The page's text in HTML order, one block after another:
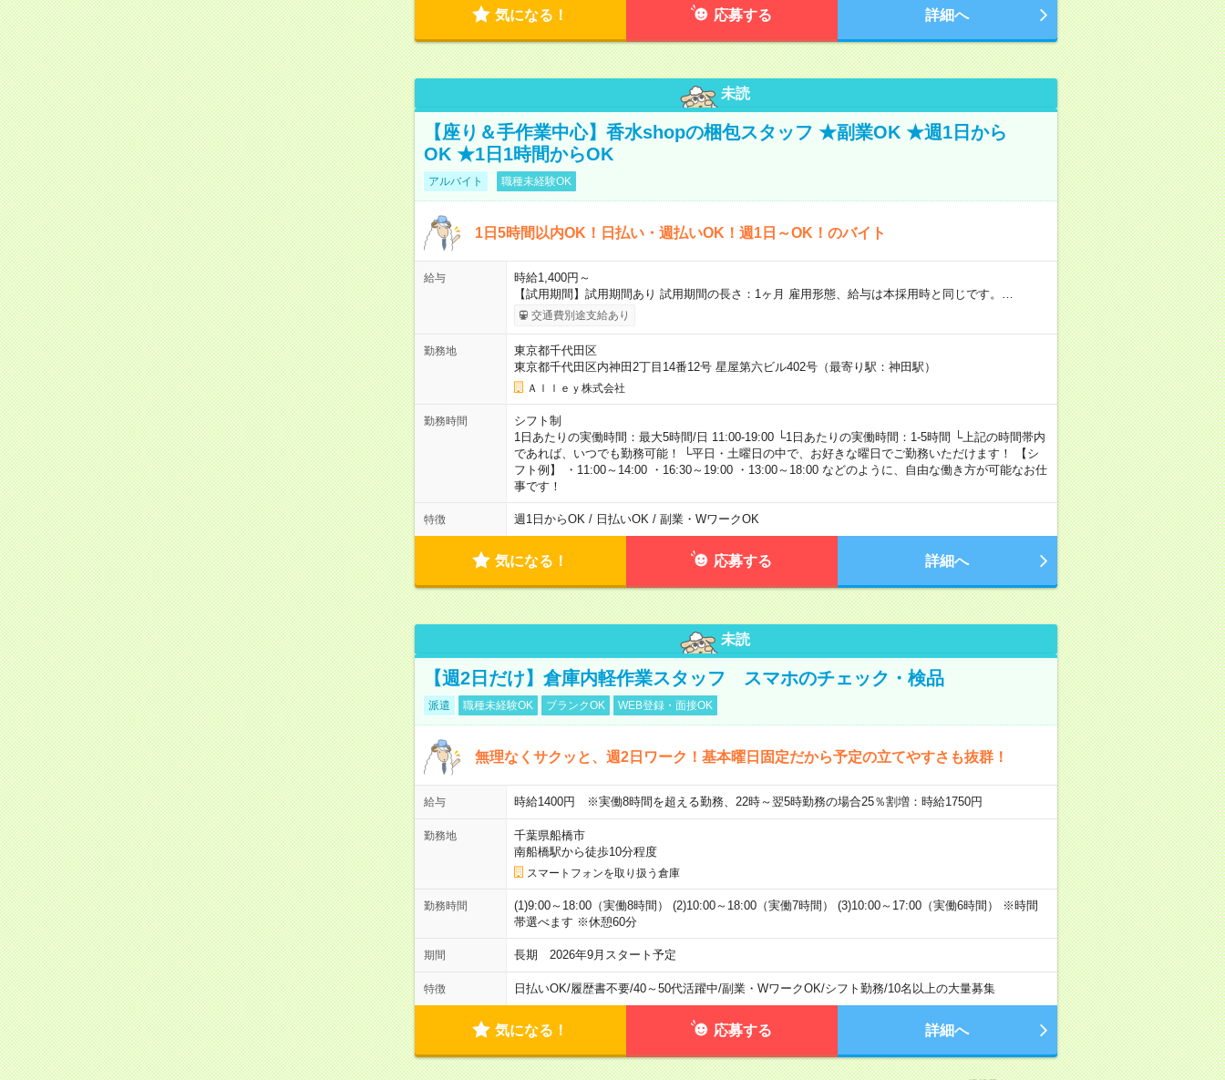
気になる！ 応募する 詳細へ
未読
【座り＆手作業中心】香水shopの梱包スタッフ ★副業OK ★週1日から
OK ★1日1時間からOK
アルバイト 職種未経験OK
1日5時間以内OK！日払い・週払いOK！週1日～OK！のバイト
給与
時給1,400円～
【試用期間】試用期間あり 試用期間の長さ：1ヶ月 雇用形態、給与は本採用時と同じです。…
交通費別途支給あり
勤務地
東京都千代田区
東京都千代田区内神田2丁目14番12号 星屋第六ビル402号（最寄り駅：神田駅）
Ａｌｌｅｙ株式会社
勤務時間
シフト制
1日あたりの実働時間：最大5時間/日 11:00-19:00 └1日あたりの実働時間：1-5時間 └上記の時間帯内
であれば、いつでも勤務可能！ └平日・土曜日の中で、お好きな曜日でご勤務いただけます！ 【シ
フト例】 ・11:00～14:00 ・16:30～19:00 ・13:00～18:00 などのように、自由な働き方が可能なお仕
事です！
特徴 週1日からOK / 日払いOK / 副業・WワークOK
気になる！ 応募する 詳細へ
未読
【週2日だけ】倉庫内軽作業スタッフ スマホのチェック・検品
派遣 職種未経験OK ブランクOK WEB登録・面接OK
無理なくサクッと、週2日ワーク！基本曜日固定だから予定の立てやすさも抜群！
給与 時給1400円 ※実働8時間を超える勤務、22時～翌5時勤務の場合25％割増：時給1750円
勤務地
千葉県船橋市
南船橋駅から徒歩10分程度
スマートフォンを取り扱う倉庫
勤務時間
(1)9:00～18:00（実働8時間） (2)10:00～18:00（実働7時間） (3)10:00～17:00（実働6時間） ※時間
帯選べます ※休憩60分
期間 長期 2026年9月スタート予定
特徴 日払いOK/履歴書不要/40～50代活躍中/副業・WワークOK/シフト勤務/10名以上の大量募集
気になる！ 応募する 詳細へ